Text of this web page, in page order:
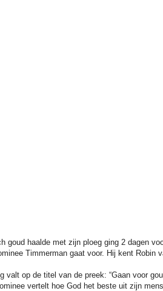
goud haalde met zijn ploeg ging 2 dagen
Timmerman gaat voor. Hij kent Robin
valt op de titel van de preek: “Gaan voor
vertelt hoe God het beste uit zijn